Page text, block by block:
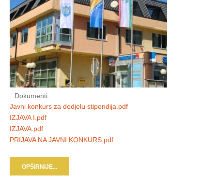
Dokumenti:
Javni konkurs za dodjelu stipendija.pdf
IZJAVA I.pdf
IZJAVA.pdf
PRIJAVA NA JAVNI KONKURS.pdf
OPŠIRNIJE...